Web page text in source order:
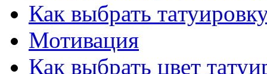
Как выбрать
Мотивация
Как выбрать цвет